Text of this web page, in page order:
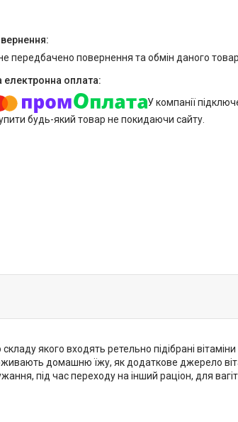
передбачено повернення та обмін даного
У компанії
будь-який товар не покидаючи сайту.
якого входять ретельно підібрані
домашню їжу, як додаткове джерело
під час переходу на інший раціон, для